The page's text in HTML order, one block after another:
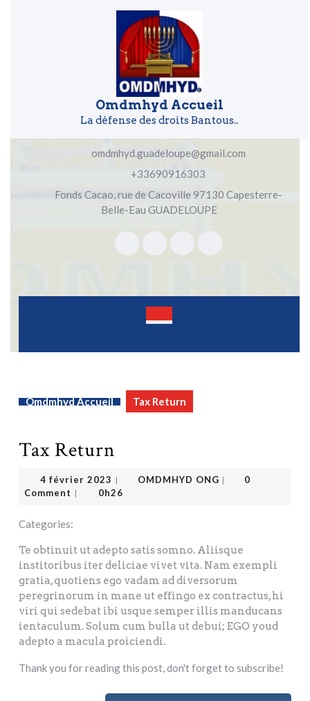
Omdmhyd Accueil
La défense des droits Bantous..
omdmhyd.guadeloupe@gmail.com
+33690916303
Fonds Cacao, rue de Cacoville 97130 Capesterre-
Belle-Eau GUADELOUPE
Omdmhyd Accueil Tax Return
Tax Return
4 février 2023 | OMDMHYD ONG |
0
Comment | 0h26
Categories:
Te obtinuit ut adepto satis somno. Aliisque
institoribus iter deliciae vivet vita. Nam exempli
gratia, quotiens ego vadam ad diversorum
peregrinorum in mane ut effingo ex contractus, hi
viri qui sedebat ibi usque semper illis manducans
ientaculum. Solum cum bulla ut debui; EGO youd
adepto a macula proiciendi.
Thank you for reading this post, don't forget to subscribe!